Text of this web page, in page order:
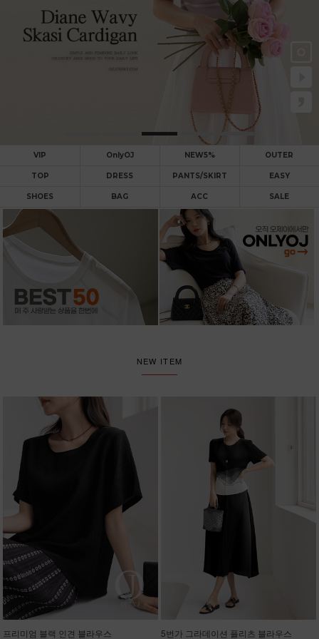
VIP OnlyOJ NEW5% OUTER
TOP DRESS PANTS/SKIRT EASY
SHOES BAG ACC SALE
NEW ITEM
프리미엄 블랙 인견 블라우스
5번가 그라데이션 플리츠 블라우스